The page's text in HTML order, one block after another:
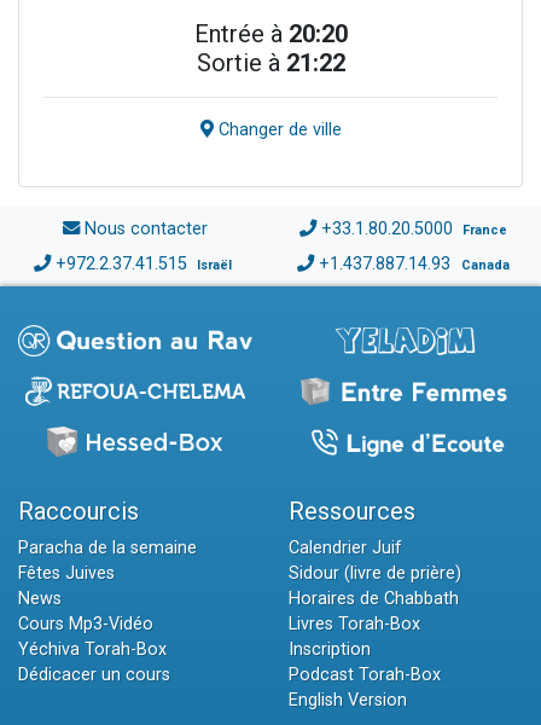
Entrée à 20:20
Sortie à 21:22
Changer de ville
Nous contacter +33.1.80.20.5000 France
+972.2.37.41.515 Israël +1.437.887.14.93 Canada
Raccourcis
Paracha de la semaine
Fêtes Juives
News
Cours Mp3-Vidéo
Yéchiva Torah-Box
Dédicacer un cours
Ressources
Calendrier Juif
Sidour (livre de prière)
Horaires de Chabbath
Livres Torah-Box
Inscription
Podcast Torah-Box
English Version